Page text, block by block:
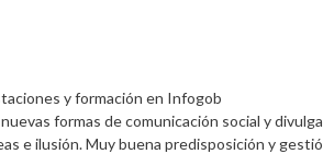
y formación en Infogob
formas de comunicación social y
e ilusión. Muy buena predisposición y